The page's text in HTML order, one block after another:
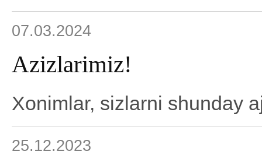
07.03.2024
Azizlarimiz!
Xonimlar, sizlarni shunday
25.12.2023